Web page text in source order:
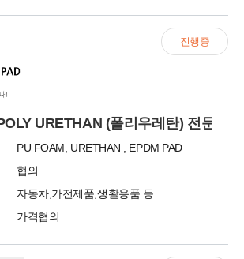
URETHAN (폴리우레탄) 전문업
PU FOAM, URETHAN , EPDM PAD
협의
자동차,가전제품,생활용품 등
가격협의
진행중